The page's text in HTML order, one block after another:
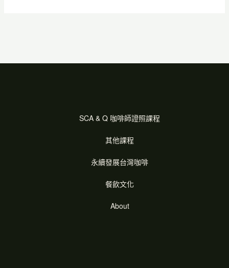
SCA & Q 咖啡師證照課程
其他課程
永續發展台灣咖啡
餐飲文化
About